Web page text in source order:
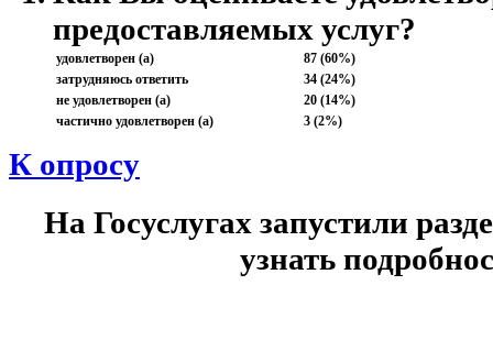
предоставляемых услуг?
удовлетворен (а)
87 (60%)
затрудняюсь ответить
34 (24%)
не удовлетворен (а)
20 (14%)
частично удовлетворен (а)
3 (2%)
К опросу
На Госуслугах запустили
узнать